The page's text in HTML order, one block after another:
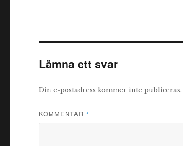
Lämna ett svar
Din e-postadress kommer inte publiceras.
KOMMENTAR *